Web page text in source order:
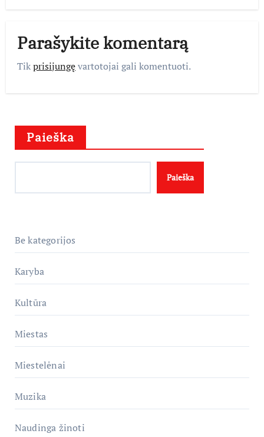
Parašykite komentarą
Tikprisijungęvartotojai gali komentuoti.
Paieška
Paieška
Be kategorijos
Karyba
Kultūra
Miestas
Miestelėnai
Muzika
Naudinga žinoti